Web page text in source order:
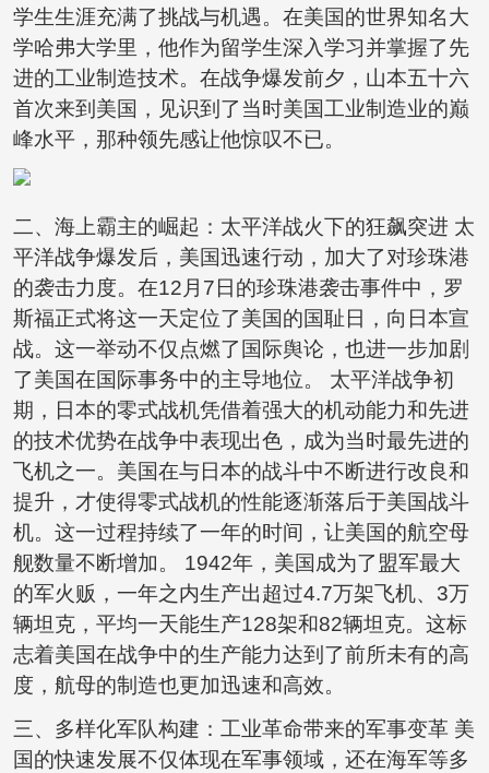
学生生涯充满了挑战与机遇。在美国的世界知名大
学哈弗大学里，他作为留学生深入学习并掌握了先
进的工业制造技术。在战争爆发前夕，山本五十六
首次来到美国，见识到了当时美国工业制造业的巅
峰水平，那种领先感让他惊叹不已。
二、海上霸主的崛起：太平洋战火下的狂飙突进 太
平洋战争爆发后，美国迅速行动，加大了对珍珠港
的袭击力度。在12月7日的珍珠港袭击事件中，罗
斯福正式将这一天定位了美国的国耻日，向日本宣
战。这一举动不仅点燃了国际舆论，也进一步加剧
了美国在国际事务中的主导地位。 太平洋战争初
期，日本的零式战机凭借着强大的机动能力和先进
的技术优势在战争中表现出色，成为当时最先进的
飞机之一。美国在与日本的战斗中不断进行改良和
提升，才使得零式战机的性能逐渐落后于美国战斗
机。这一过程持续了一年的时间，让美国的航空母
舰数量不断增加。 1942年，美国成为了盟军最大
的军火贩，一年之内生产出超过4.7万架飞机、3万
辆坦克，平均一天能生产128架和82辆坦克。这标
志着美国在战争中的生产能力达到了前所未有的高
度，航母的制造也更加迅速和高效。
三、多样化军队构建：工业革命带来的军事变革 美
国的快速发展不仅体现在军事领域，还在海军等多